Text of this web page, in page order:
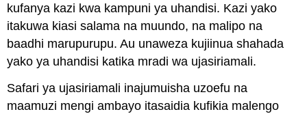
kufanya kazi kwa kampuni ya uhandisi. Kazi yako
itakuwa kiasi salama na muundo, na malipo na
baadhi marupurupu. Au unaweza kujiinua shahada
yako ya uhandisi katika mradi wa ujasiriamali.
Safari ya ujasiriamali inajumuisha uzoefu na
maamuzi mengi ambayo itasaidia kufikia malengo